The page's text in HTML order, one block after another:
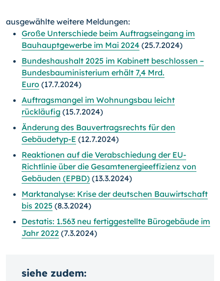
ausgewählte weitere Meldungen:
Große Unterschiede beim Auftragseingang im
Bauhauptgewerbe im Mai 2024 (25.7.2024)
Bundeshaushalt 2025 im Kabinett beschlossen –
Bundesbau­ministerium erhält 7,4 Mrd.
Euro (17.7.2024)
Auftragsmangel im Wohnungsbau leicht
rückläufig (15.7.2024)
Änderung des Bauvertragsrechts für den
Gebäudetyp-E (12.7.2024)
Reaktionen auf die Verabschiedung der EU-
Richtlinie über die Gesamtenergieeffizienz von
Gebäuden (EPBD) (13.3.2024)
Marktanalyse: Krise der deutschen Bauwirtschaft
bis 2025 (8.3.2024)
Destatis: 1.563 neu fertiggestellte Bürogebäude im
Jahr 2022 (7.3.2024)
siehe zudem: